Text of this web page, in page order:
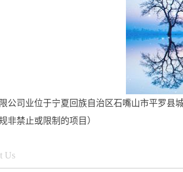
公司业位于宁夏回族自治区石嘴山市平罗县
非禁止或限制的项目）
Us